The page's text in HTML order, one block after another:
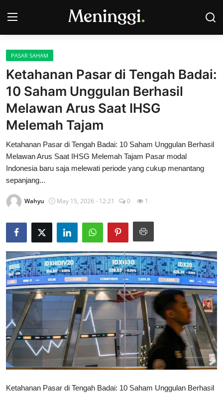
Contact
Pasar Saham
Bisnis
Korporasi
Kripto
Obligasi & Reksadana
Rekomendasi
PASAR SAHAM
Ketahanan Pasar di Tengah Badai:
10 Saham Unggulan Berhasil
Melawan Arus Saat IHSG
Melemah Tajam
Ketahanan Pasar di Tengah Badai: 10 Saham Unggulan Berhasil
Melawan Arus Saat IHSG Melemah Tajam Pasar modal
Indonesia baru saja melewati periode yang cukup menantang
sepanjang...
Wahyu May 15, 2026 - 12:21 0 1
Ketahanan Pasar di Tengah Badai: 10 Saham Unggulan Berhasil